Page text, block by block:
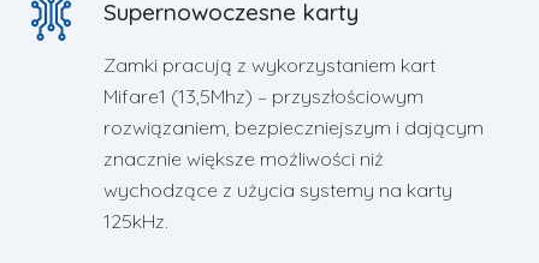
Supernowoczesne karty
Zamki pracują z wykorzystaniem kart
Mifare1 (13,5Mhz) – przyszłościowym
rozwiązaniem, bezpieczniejszym i dającym
znacznie większe możliwości niż
wychodzące z użycia systemy na karty
125kHz.